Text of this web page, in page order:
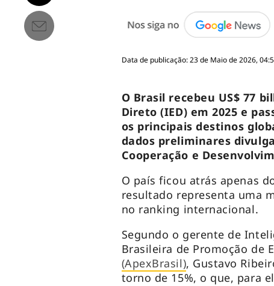
Data de publicação: 23 de Maio de 2026,
O Brasil recebeu US$ 77
Direto (IED) em 2025 e
os principais destinos
dados preliminares
Cooperação e
O país ficou atrás apenas
resultado representa uma
no ranking internacional.
Segundo o gerente de
Brasileira de Promoção de
(ApexBrasil), Gustavo
torno de 15%, o que, para